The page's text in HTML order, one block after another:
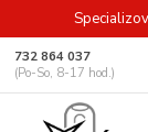
732 864 037
(Po-So, 8-17 hod.)